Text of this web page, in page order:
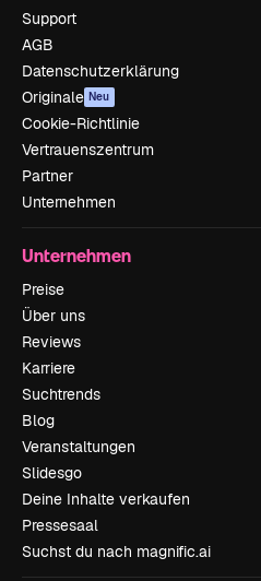
Support
AGB
Datenschutzerklärung
Originale Neu
Cookie-Richtlinie
Vertrauenszentrum
Partner
Unternehmen
Unternehmen
Preise
Über uns
Reviews
Karriere
Suchtrends
Blog
Veranstaltungen
Slidesgo
Deine Inhalte verkaufen
Pressesaal
Suchst du nach magnific.ai